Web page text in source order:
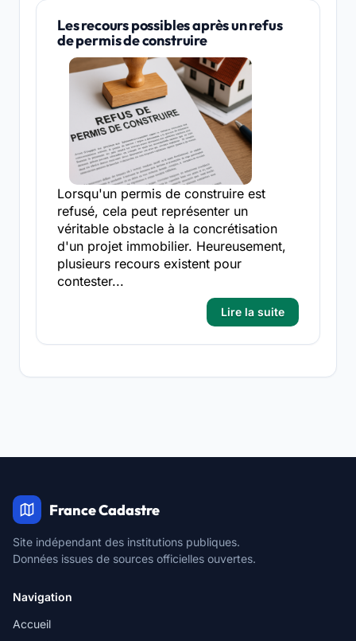
Les recours possibles après un refus
de permis de construire
Lorsqu'un permis de construire est
refusé, cela peut représenter un
véritable obstacle à la concrétisation
d'un projet immobilier. Heureusement,
plusieurs recours existent pour
contester...
Lire la suite
France Cadastre
Site indépendant des institutions publiques.
Données issues de sources officielles ouvertes.
Navigation
Accueil